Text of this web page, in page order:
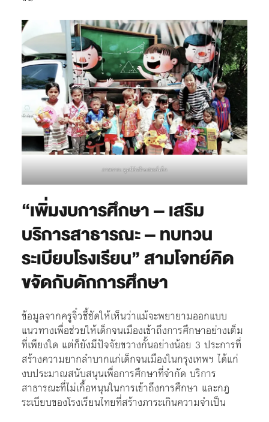
ภาพจาก: มูลนิธิสร้างสรรค์เด็ก
“เพิ่มงบการศึกษา – เสริม
บริการสาธารณะ – ทบทวน
ระเบียบโรงเรียน” สามโจทย์คิด
ขจัดกับดักการศึกษา
ข้อมูลจากครูจิ๋วชี้ชัดให้เห็นว่าแม้จะพยายามออกแบบ
แนวทางเพื่อช่วยให้เด็กจนเมืองเข้าถึงการศึกษาอย่างเต็ม
ที่เพียงใด แต่ก็ยังมีปัจจัยขวางกั้นอย่างน้อย 3 ประการที่
สร้างความยากลำบากแก่เด็กจนเมืองในกรุงเทพฯ ได้แก่
งบประมาณสนับสนุนเพื่อการศึกษาที่จำกัด บริการ
สาธารณะที่ไม่เกื้อหนุนในการเข้าถึงการศึกษา และกฎ
ระเบียบของโรงเรียนไทยที่สร้างภาระเกินความจำเป็น